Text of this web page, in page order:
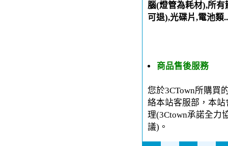
腦(燈管為耗材),所
可退),光碟片,電池類
商品售後服務
您於3CTown所購買
絡本站客服部，本
理(3Ctown承諾全力
議)。